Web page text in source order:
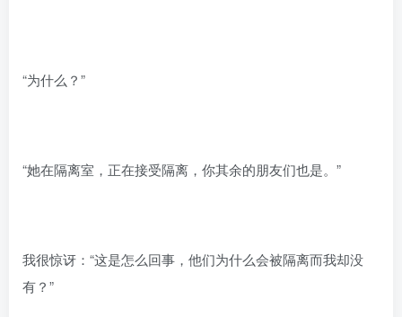
“为什么？”
“她在隔离室，正在接受隔离，你其余的朋友们也是。”
我很惊讶：“这是怎么回事，他们为什么会被隔离而我却没
有？”